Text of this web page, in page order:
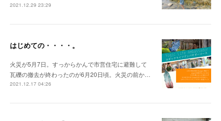
2021.12.29 23:29
はじめての・・・・。
火災が5月7日。すっからかんで市営住宅に避難して
瓦礫の撤去が終わったのが6月20日頃。火災の前か…
2021.12.17 04:26